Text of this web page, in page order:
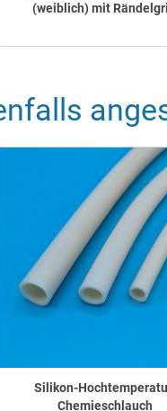
(weiblich) mit
Silikon-
Chemieschlauch